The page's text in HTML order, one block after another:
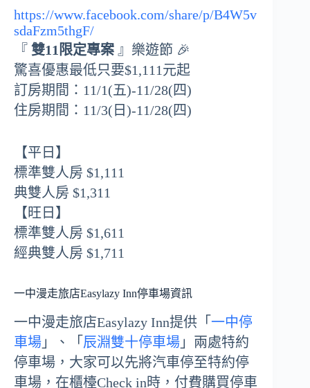
https://www.facebook.com/share/p/B4W5v
sdaFzm5thgF/
『 雙11限定專案 』樂遊節 🎉
驚喜優惠最低只要$1,111元起
訂房期間：11/1(五)-11/28(四)
住房期間：11/3(日)-11/28(四)
【平日】
標準雙人房 $1,111
典雙人房 $1,311
【旺日】
標準雙人房 $1,611
經典雙人房 $1,711
一中漫走旅店Easylazy Inn停車場資訊
一中漫走旅店Easylazy Inn提供「 一中停
車場 」、「 辰淵雙十停車場 」兩處特約
停車場，大家可以先將汽車停至特約停
車場，在櫃檯Check in時，付費購買停車